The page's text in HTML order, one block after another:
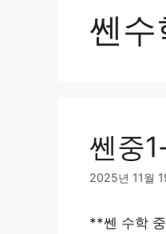
쎈수
쎈중
2025년 11월
**쎈 수학